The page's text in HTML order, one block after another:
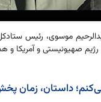
موسوى، رئیس
داستان، زمان